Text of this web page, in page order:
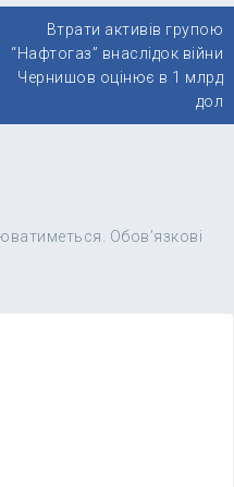
Втрати активів групою
“Нафтогаз” внаслідок війни
Чернишов оцінює в 1 млрд
дол
Обов’язкові